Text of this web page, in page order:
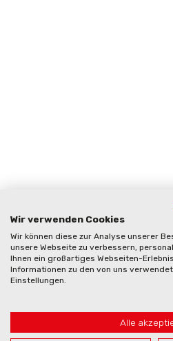
Wir verwenden Cookies
Wir können diese zur Analyse unserer
unsere Webseite zu verbessern,
Ihnen ein großartiges Webseiten-
Informationen zu den von uns
Einstellungen.
Alle